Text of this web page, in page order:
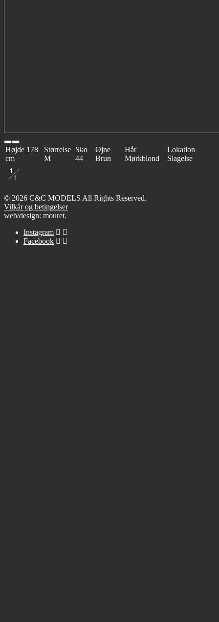
Højde 178
cm
Størrelse
M
Sko
44
Øjne
Brun
Hår
Mørkblond
Lokation
Slagelse
1
1
© 2026 C&C MODELS All Rights Reserved.
Vilkår og betingelser
web/design: mouret.
Instagram
Facebook